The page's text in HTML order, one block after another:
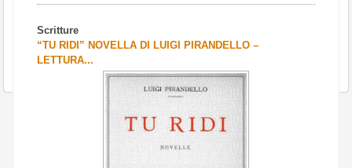
Scritture
“TU RIDI” NOVELLA DI LUIGI PIRANDELLO –
LETTURA...